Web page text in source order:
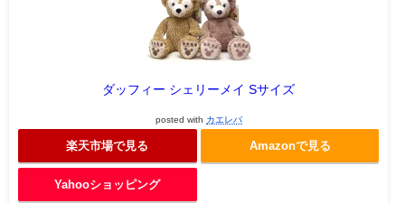
ダッフィー シェリーメイ Sサイズ
posted with カエレバ
楽天市場で見る Amazonで見る
Yahooショッピング